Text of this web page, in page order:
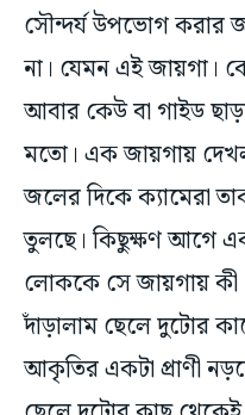
না। যেমন এই জায়গা।
আবার কেউ বা গাইড
মতো। এক জায়গায়
জলের দিকে ক্যামেরা
তুলছে। কিছুক্ষণ আগে
লোককে সে জায়গায় কী
দাঁড়ালাম ছেলে দুটোর
আকৃতির একটা প্রাণী
ছেলে দুটোর কাছ থেকেই